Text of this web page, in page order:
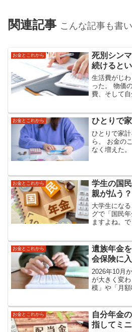
関連記事 こんな記事も書
お金とこれから
死別シン
続けると
生活費がじ
った。 物価
費、そして自
から受け止め
ママになっ
お金とこれから ひとりで
ひとりで家
ら、 お金の
なく増えた
ふと思った
お金とこれから
学生の国
親が払う？
大学生にな
グで「国民
ますよね。
でしょうか
迎えたとき
お金とこれから
遺族年金
会保険に
2026年10月
が大きく変
模」や「月額
へ。「扶養
とっては...
お金とこれから
自分年金
指してミ